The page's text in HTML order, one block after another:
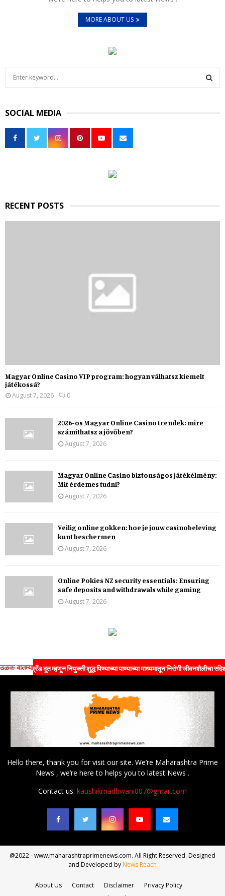
MORE ABOUT US
c
h
o
SOCIAL MEDIA
RECENT POSTS
Magyar Online Casino VIP program: hogyan válhatsz kiemelt
játékossá?
August 7, 2026
0
2026-os Magyar Online Casino trendek: mire
számíthatsz a jövőben?
August 7, 2026
Magyar Online Casino biztonságos játékélmény:
Mit érdemes tudni?
August 7, 2026
Veilig online gokken: hoe je jouw casinobeleving
kunt beschermen
August 7, 2026
Online Pokies NZ security essentials: Ensuring
safe deposits and withdrawals while gaming
August 7, 2026
ठळक बातम्या
दूत म्हणून नियुक्ती शुद्ध पिण्याच्या पाण्याच्या माध्यमातून निरोगी जीवनशैलीचा संदेश जनतेपर्यंत
Hello there, thank you for visit our site. We’re Maharashtra Prime
News , we’re here to helps you to latest News .
Contact us: kaushikmadhwani007@gmail.com
@2022 - www.maharashtraprimenews.com. All Right Reserved. Designed
and Developed by News Reach
About Us Contact Disclaimer
Privacy Policy